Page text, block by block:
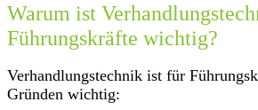
Warum ist
Führungskräfte wichtig?
Verhandlungstechnik ist für
Gründen wichtig: